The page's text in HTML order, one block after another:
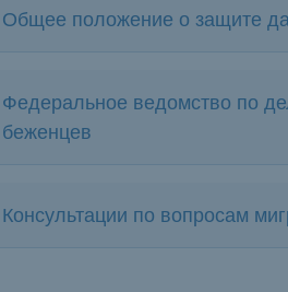
Общее положение о защите
Федеральное ведомство по
беженцев
Консультации по вопросам